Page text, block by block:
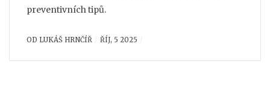
preventivních tipů.
OD LUKÁŠ HRNČÍŘ ŘÍJ, 5 2025